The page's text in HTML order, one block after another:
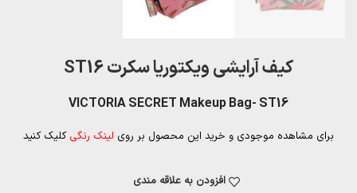
کیف آرایشی ویکتوریا سکرت ST16
VICTORIA SECRET Makeup Bag- ST16
برای مشاهده موجودی و خرید این محصول بر روی لینک رنگی کلیک کنید
افزودن به علاقه مندی